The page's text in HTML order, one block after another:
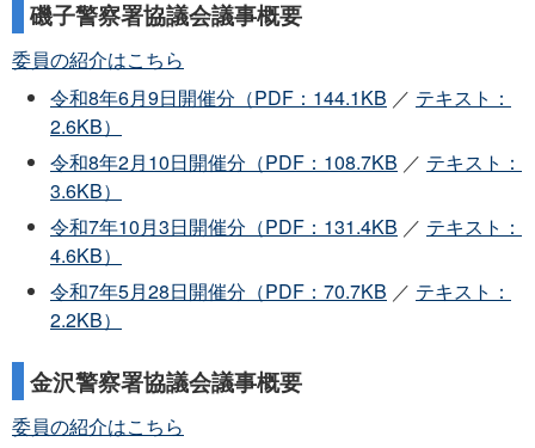
磯子警察署協議会議事概要
委員の紹介はこちら
令和8年6月9日開催分（PDF：144.1KB ／ テキスト：
2.6KB）
令和8年2月10日開催分（PDF：108.7KB ／ テキスト：
3.6KB）
令和7年10月3日開催分（PDF：131.4KB ／ テキスト：
4.6KB）
令和7年5月28日開催分（PDF：70.7KB ／ テキスト：
2.2KB）
金沢警察署協議会議事概要
委員の紹介はこちら